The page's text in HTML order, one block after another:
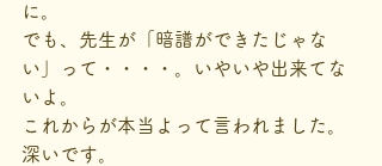
に。
でも、先生が「暗譜ができたじゃな
い」って・・・・。いやいや出来てな
いよ。
これからが本当よって言われました。
深いです。